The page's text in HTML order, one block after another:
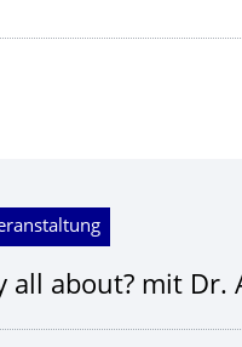
all about? mit Dr.